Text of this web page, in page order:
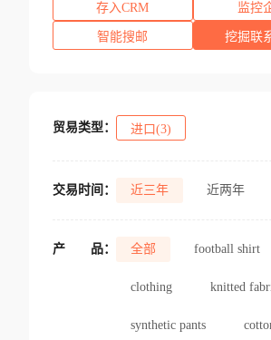
存入CRM 监控
智能搜邮 挖掘联
贸易类型： 进口(3)
交易时间： 近三年 近两年
产 品： 全部 football shirt
clothing knitted
synthetic pants